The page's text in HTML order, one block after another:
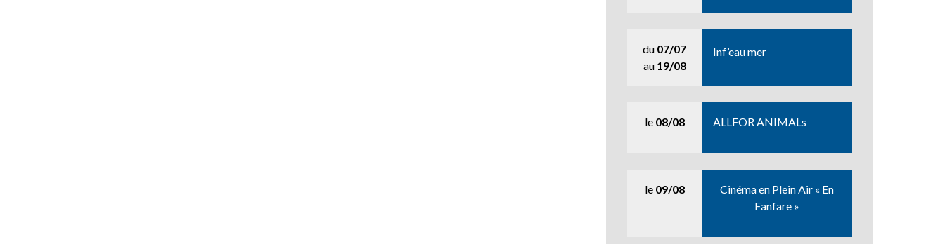
du 07/07
au 19/08
Inf’eau mer
le 08/08 ALLFOR ANIMALs
le 09/08
Cinéma en Plein Air « En
Fanfare »